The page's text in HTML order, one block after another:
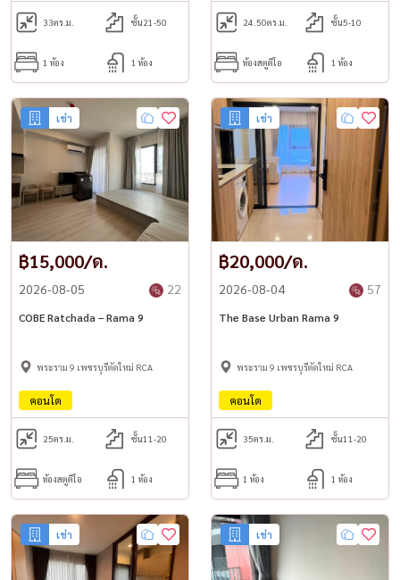
33ตร.ม. ชั้น21-50
1 ห้อง 1 ห้อง
24.50ตร.ม. ชั้น5-10
ห้องสตูดิโอ 1 ห้อง
เช่า
฿15,000/ด.
2026-08-05 22
COBE Ratchada – Rama 9
พระราม 9 เพชรบุรีตัดใหม่ RCA
คอนโด
25ตร.ม. ชั้น11-20
ห้องสตูดิโอ 1 ห้อง
เช่า
฿20,000/ด.
2026-08-04 57
The Base Urban Rama 9
พระราม 9 เพชรบุรีตัดใหม่ RCA
คอนโด
35ตร.ม. ชั้น11-20
1 ห้อง 1 ห้อง
เช่า เช่า